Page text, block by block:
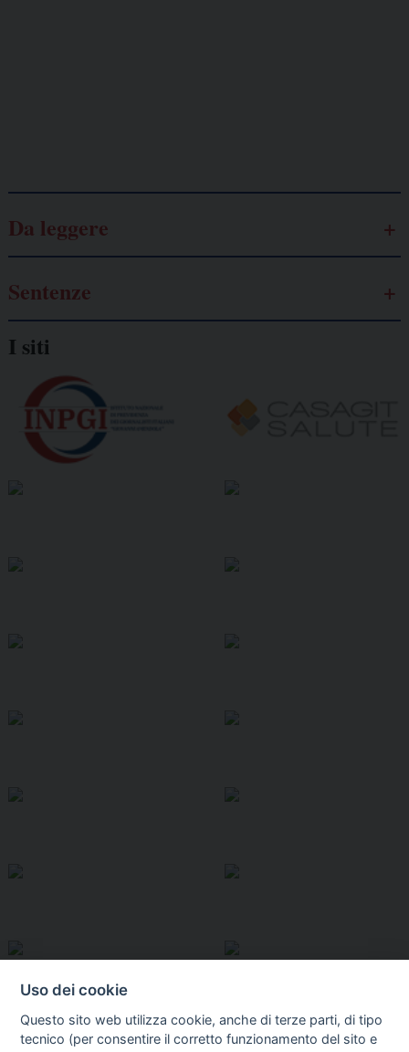
Da leggere
Sentenze
I siti
Uso dei cookie
Questo sito web utilizza cookie, anche di terze parti, di tipo
tecnico (per consentire il corretto funzionamento del sito e